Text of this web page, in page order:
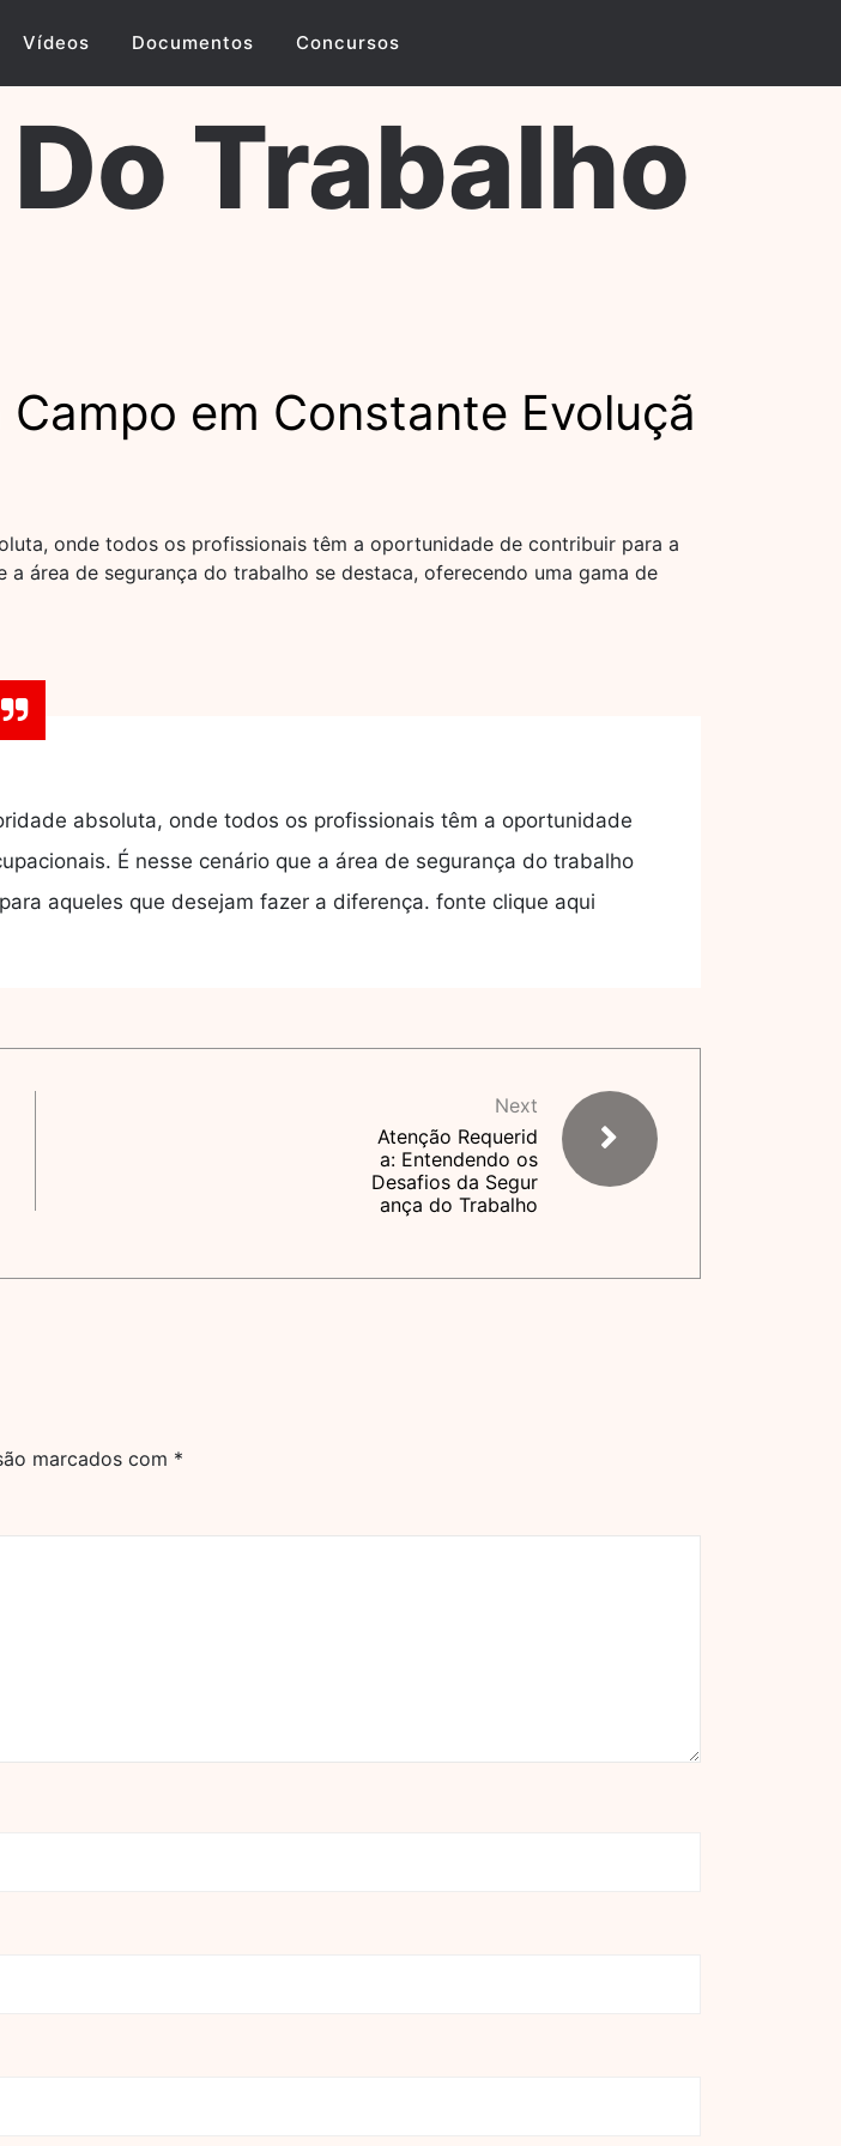
Vídeos Documentos Concursos
Trabalho
em Constante Evoluçã
onde todos os profissionais têm a oportunidade de contribuir para a
área de segurança do trabalho se destaca, oferecendo uma gama de
absoluta, onde todos os profissionais têm a oportunidade
É nesse cenário que a área de segurança do trabalho
aqueles que desejam fazer a diferença. fonte clique aqui
Next
Atenção Requerid
a: Entendendo os
Desafios da Segur
ança do Trabalho
marcados com *